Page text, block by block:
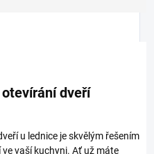
dveří
u lednice je skvělým řešením
vaší kuchyni. Ať už máte